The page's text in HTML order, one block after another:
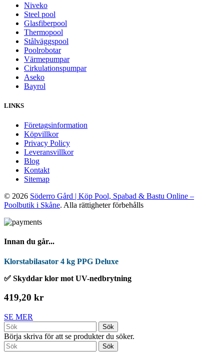
Niveko
Steel pool
Glasfiberpool
Thermopool
Stålväggspool
Poolrobotar
Värmepumpar
Cirkulationspumpar
Aseko
Bayrol
LINKS
Företagsinformation
Köpvillkor
Privacy Policy
Leveransvillkor
Blog
Kontakt
Sitemap
© 2026 Söderro Gård | Köp Pool, Spabad & Bastu Online –
Poolbutik i Skåne. Alla rättigheter förbehålls
Innan du går...
Klorstabilasator 4 kg PPG Deluxe
✅ Skyddar klor mot UV-nedbrytning
419,20 kr
SE MER
Sök
Börja skriva för att se produkter du söker.
Sök